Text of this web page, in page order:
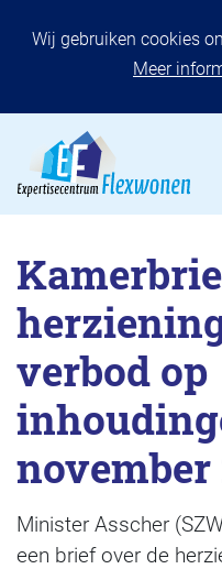
Wij gebruiken cookies
Meer
verbod op
november
Minister Asscher
een brief over de